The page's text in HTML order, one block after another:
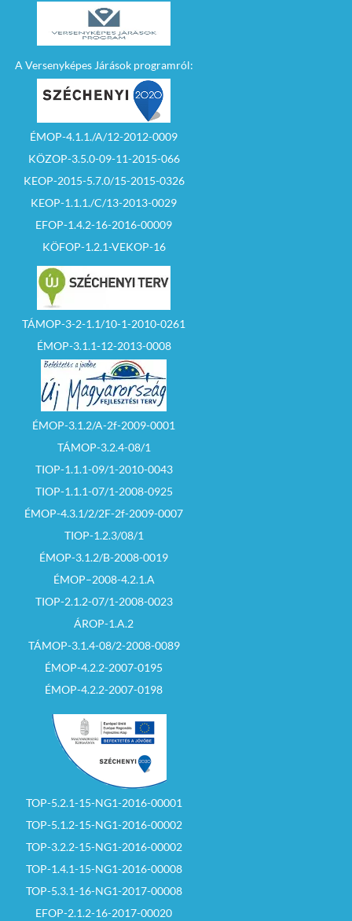
A Versenyképes Járások programról:
ÉMOP-4.1.1./A/12-2012-0009
KÖZOP-3.5.0-09-11-2015-066
KEOP-2015-5.7.0/15-2015-0326
KEOP-1.1.1./C/13-2013-0029
EFOP-1.4.2-16-2016-00009
KÖFOP-1.2.1-VEKOP-16
TÁMOP-3-2-1.1/10-1-2010-0261
ÉMOP-3.1.1-12-2013-0008
ÉMOP-3.1.2/A-2f-2009-0001
TÁMOP-3.2.4-08/1
TIOP-1.1.1-09/1-2010-0043
TIOP-1.1.1-07/1-2008-0925
ÉMOP-4.3.1/2/2F-2f-2009-0007
TIOP-1.2.3/08/1
ÉMOP-3.1.2/B-2008-0019
ÉMOP–2008-4.2.1.A
TIOP-2.1.2-07/1-2008-0023
ÁROP-1.A.2
TÁMOP-3.1.4-08/2-2008-0089
ÉMOP-4.2.2-2007-0195
ÉMOP-4.2.2-2007-0198
TOP-5.2.1-15-NG1-2016-00001
TOP-5.1.2-15-NG1-2016-00002
TOP-3.2.2-15-NG1-2016-00002
TOP-1.4.1-15-NG1-2016-00008
TOP-5.3.1-16-NG1-2017-00008
EFOP-2.1.2-16-2017-00020